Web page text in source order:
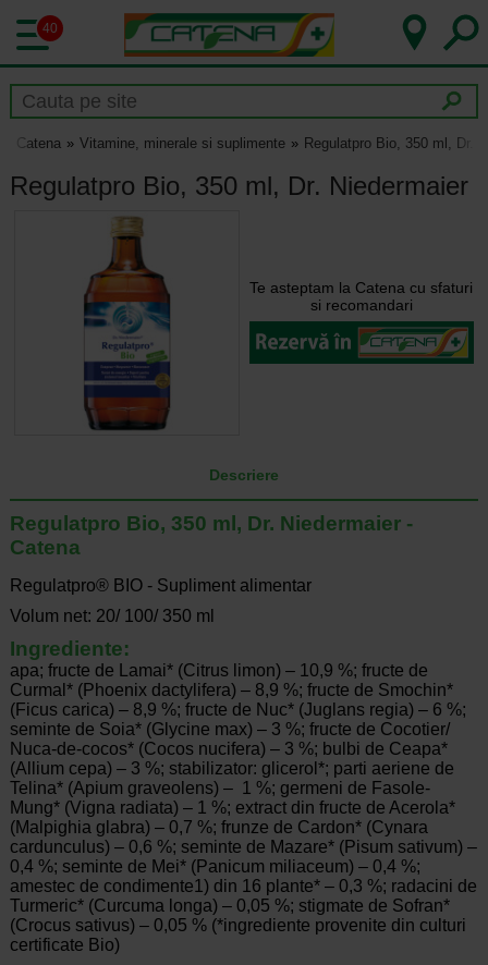
40
Catena Vitamine, minerale si suplimente Regulatpro Bio, 350 ml, Dr.
Regulatpro Bio, 350 ml, Dr. Niedermaier
Te asteptam la Catena cu sfaturi
si recomandari
Descriere
Regulatpro Bio, 350 ml, Dr. Niedermaier -
Catena
Regulatpro® BIO - Supliment alimentar
Volum net: 20/ 100/ 350 ml
Ingrediente:
apa; fructe de Lamai* (Citrus limon) – 10,9 %; fructe de
Curmal* (Phoenix dactylifera) – 8,9 %; fructe de Smochin*
(Ficus carica) – 8,9 %; fructe de Nuc* (Juglans regia) – 6 %;
seminte de Soia* (Glycine max) – 3 %; fructe de Cocotier/
Nuca-de-cocos* (Cocos nucifera) – 3 %; bulbi de Ceapa*
(Allium cepa) – 3 %; stabilizator: glicerol*; parti aeriene de
Telina* (Apium graveolens) – 1 %; germeni de Fasole-
Mung* (Vigna radiata) – 1 %; extract din fructe de Acerola*
(Malpighia glabra) – 0,7 %; frunze de Cardon* (Cynara
cardunculus) – 0,6 %; seminte de Mazare* (Pisum sativum) –
0,4 %; seminte de Mei* (Panicum miliaceum) – 0,4 %;
amestec de condimente1) din 16 plante* – 0,3 %; radacini de
Turmeric* (Curcuma longa) – 0,05 %; stigmate de Sofran*
(Crocus sativus) – 0,05 % (*ingrediente provenite din culturi
certificate Bio)